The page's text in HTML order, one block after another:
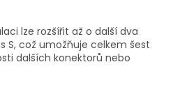
lze rozšířit až o další dva
S, což umožňuje celkem šest
dalších konektorů nebo